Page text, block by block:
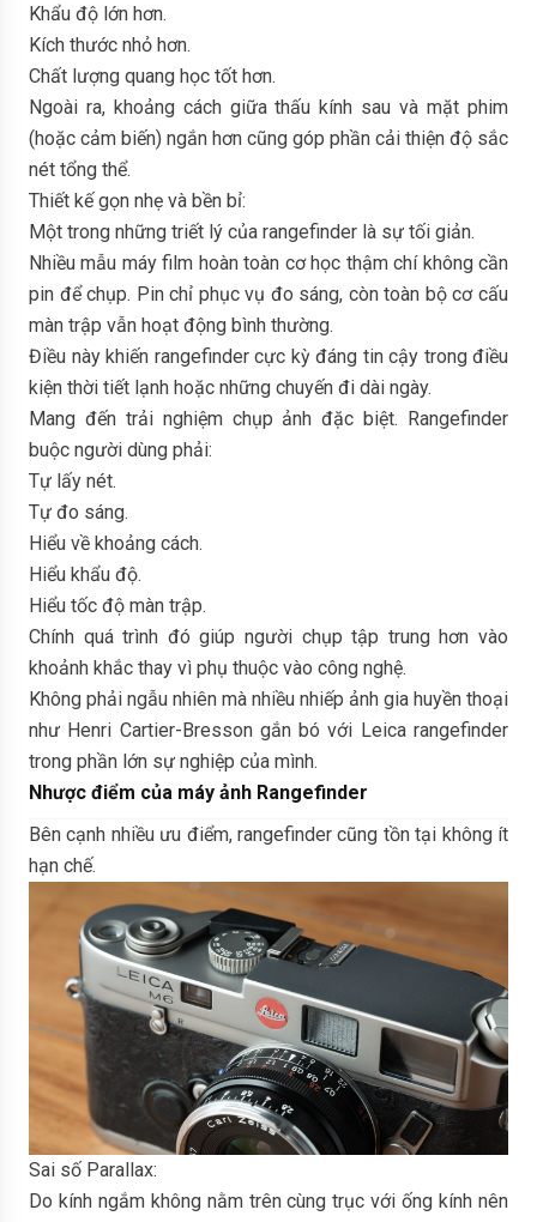
Khẩu độ lớn hơn.
Kích thước nhỏ hơn.
Chất lượng quang học tốt hơn.
Ngoài ra, khoảng cách giữa thấu kính sau và mặt phim
(hoặc cảm biến) ngắn hơn cũng góp phần cải thiện độ sắc
nét tổng thể.
Thiết kế gọn nhẹ và bền bỉ:
Một trong những triết lý của rangefinder là sự tối giản.
Nhiều mẫu máy film hoàn toàn cơ học thậm chí không cần
pin để chụp. Pin chỉ phục vụ đo sáng, còn toàn bộ cơ cấu
màn trập vẫn hoạt động bình thường.
Điều này khiến rangefinder cực kỳ đáng tin cậy trong điều
kiện thời tiết lạnh hoặc những chuyến đi dài ngày.
Mang đến trải nghiệm chụp ảnh đặc biệt. Rangefinder
buộc người dùng phải:
Tự lấy nét.
Tự đo sáng.
Hiểu về khoảng cách.
Hiểu khẩu độ.
Hiểu tốc độ màn trập.
Chính quá trình đó giúp người chụp tập trung hơn vào
khoảnh khắc thay vì phụ thuộc vào công nghệ.
Không phải ngẫu nhiên mà nhiều nhiếp ảnh gia huyền thoại
như Henri Cartier-Bresson gắn bó với Leica rangefinder
trong phần lớn sự nghiệp của mình.
Nhược điểm của máy ảnh Rangefinder
Bên cạnh nhiều ưu điểm, rangefinder cũng tồn tại không ít
hạn chế.
Sai số Parallax:
Do kính ngắm không nằm trên cùng trục với ống kính nên